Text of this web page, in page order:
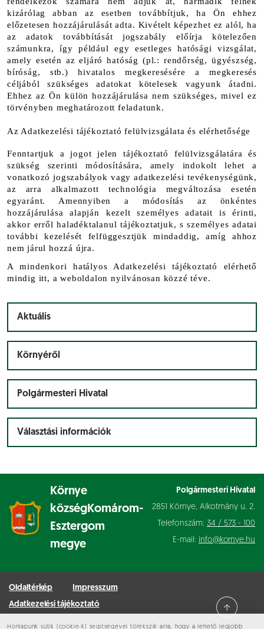
Honlapunk sütik (cookie-k) segítségével törekszik arra, hogy a lehető legjobb
kizárólag abban az esetben továbbítjuk, ha Ön ehhez
előzetesen hozzájárulását adta. Kivételt képezhet ez alól, ha
az adatok továbbítását jogszabály előírja kötelezően
számunkra, így például egy esetleges hatósági vizsgálat,
amely esetén az eljáró hatóság (pl.: rendőrség, ügyészség,
bíróság, stb.) hivatalos megkeresésére a megkeresés
céljából szükséges adatokat kötelesek vagyunk átadni.
Ehhez az Ön külön hozzájárulása nem szükséges, mivel ez
törvényben meghatározott feladatunk.
Az Adatkezelési tájékoztató felülvizsgálata és elérhetősége
Fenntartjuk a jogot jelen tájékoztató felülvizsgálatára és
szükség szerinti módosítására, amely indokolt lehet a
vonatkozó jogszabályok vagy adatkezelési tevékenységünk,
az arra alkalmazott technológia megváltozása esetén
egyaránt. Amennyiben a módosítás az önkéntes
hozzájárulása alapján kezelt személyes adatait is érinti,
akkor erről haladéktalanul tájékoztatjuk, s személyes adatai
további kezelését felfüggesztjük mindaddig, amíg ahhoz
nem járul hozzá újra.
A mindenkori hatályos Adatkezelési tájékoztató elérhető
mindig itt, a weboldalon nyilvánosan közzé téve.
Aktuális
Környéről
Polgármesteri Hivatal
Választási információk
Környe
község Komárom-
Esztergom
megye
Polgármesteri Hivatal
2851 Környe, Alkotmány u. 2.
Telefonszám: 34 / 573 - 100
E-mail: info@kornye.hu
Oldaltérkép
Impresszum
Adatkezelési tájékoztató